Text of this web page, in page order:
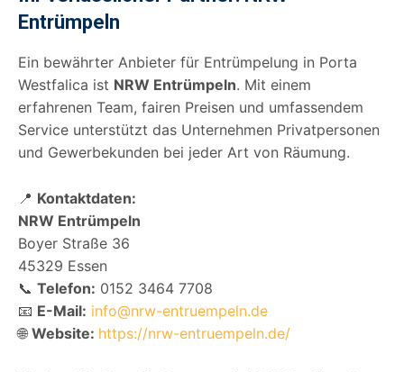
Entrümpeln
Ein bewährter Anbieter für Entrümpelung in Porta
Westfalica ist NRW Entrümpeln. Mit einem
erfahrenen Team, fairen Preisen und umfassendem
Service unterstützt das Unternehmen Privatpersonen
und Gewerbekunden bei jeder Art von Räumung.
📍 Kontaktdaten:
NRW Entrümpeln
Boyer Straße 36
45329 Essen
📞 Telefon: 0152 3464 7708
📧 E-Mail: info@nrw-entruempeln.de
🌐 Website: https://nrw-entruempeln.de/